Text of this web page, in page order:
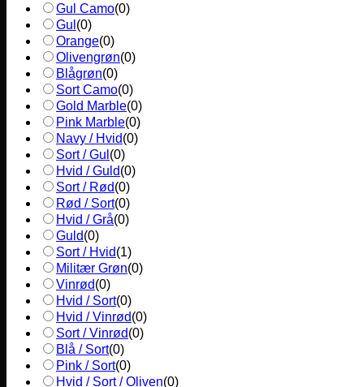
Gul Camo(0)
Gul (0)
Orange(0)
Olivengrøn(0)
Blågrøn(0)
Sort Camo(0)
Gold Marble(0)
Pink Marble(0)
Navy / Hvid(0)
Sort / Gul (0)
Hvid / Guld(0)
Sort / Rød(0)
Rød / Sort(0)
Hvid / Grå(0)
Guld(0)
Sort / Hvid(1)
Militær Grøn(0)
Vinrød(0)
Hvid / Sort(0)
Hvid / Vinrød(0)
Sort / Vinrød(0)
Blå / Sort(0)
Pink / Sort(0)
Hvid / Sort / Oliven(0)